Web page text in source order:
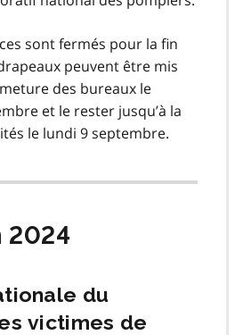
sont fermés pour la fin
peuvent être mis
des bureaux le
et le rester jusqu’à la
le lundi 9 septembre.
2024
du
victimes de